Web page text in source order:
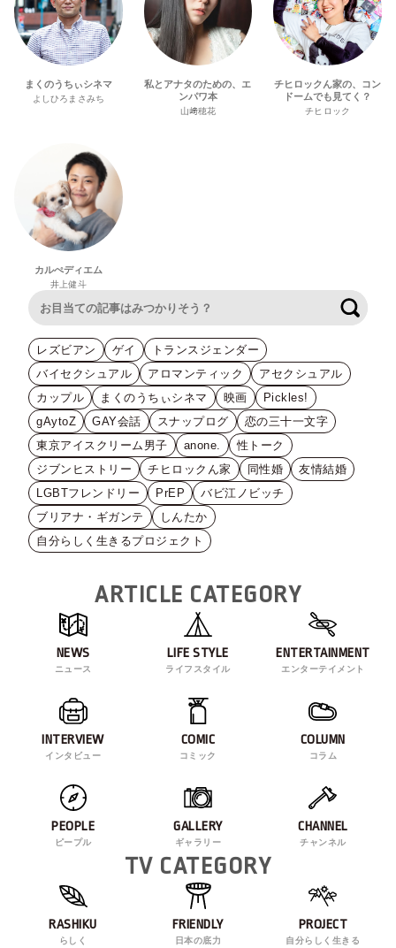
まくのうちぃシネマ
よしひろまさみち
私とアナタのための、エ
ンパワ本
山﨑穂花
チヒロックん家の、コン
ドームでも見てく？
チヒロック
カルぺディエム
井上健斗
レズビアン ゲイ
トランスジェンダー
バイセクシュアル
アロマンティック
アセクシュアル
カップル
まくのうちぃシネマ 映画
Pickles!
gAytoZ
GAY会話 スナップログ
恋の三十一文字
東京アイスクリーム男子
anone.
性トーク
ジブンヒストリー
チヒロックん家 同性婚
友情結婚
LGBTフレンドリー
PrEP
バビ江ノビッチ
ブリアナ・ギガンテ
しんたか
自分らしく生きるプロジェクト
ARTICLE CATEGORY
NEWS
ニュース
LIFE STYLE
ライフスタイル
ENTERTAINMENT
エンターテイメント
INTERVIEW
インタビュー
COMIC
コミック
COLUMN
コラム
PEOPLE
ピープル
GALLERY
ギャラリー
CHANNEL
チャンネル
TV CATEGORY
RASHIKU
らしく
FRIENDLY
日本の底力
PROJECT
自分らしく生きる